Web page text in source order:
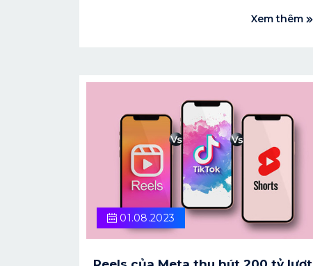
Fifty Deep, lựa chọn ra 2.000 video âm nhạc
Xem thêm
01.08.2023